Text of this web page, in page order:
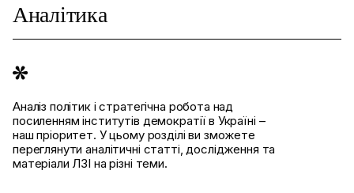
Аналітика
Аналіз політик і стратегічна робота над
посиленням інститутів демократії в Україні –
наш пріоритет. У цьому розділі ви зможете
переглянути аналітичні статті, дослідження та
матеріали ЛЗІ на різні теми.